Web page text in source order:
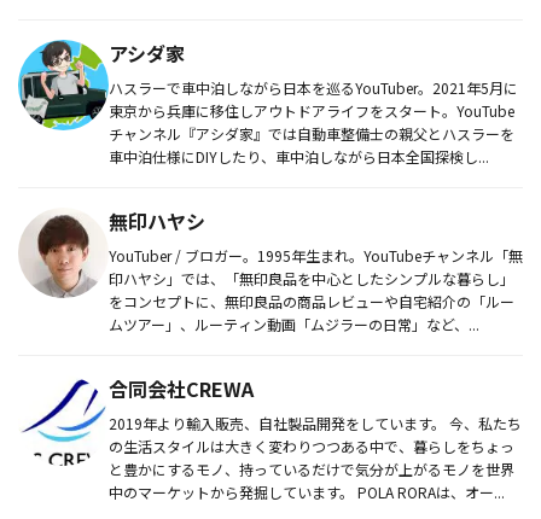
アシダ家
ハスラーで車中泊しながら日本を巡るYouTuber。2021年5月に
東京から兵庫に移住しアウトドアライフをスタート。YouTube
チャンネル『アシダ家』では自動車整備士の親父とハスラーを
車中泊仕様にDIYしたり、車中泊しながら日本全国探検し...
無印ハヤシ
YouTuber / ブロガー。1995年生まれ。YouTubeチャンネル「無
印ハヤシ」では、「無印良品を中心としたシンプルな暮らし」
をコンセプトに、無印良品の商品レビューや自宅紹介の「ルー
ムツアー」、ルーティン動画「ムジラーの日常」など、...
合同会社CREWA
2019年より輸入販売、自社製品開発をしています。 今、私たち
の生活スタイルは大きく変わりつつある中で、暮らしをちょっ
と豊かにするモノ、持っているだけで気分が上がるモノを世界
中のマーケットから発掘しています。 POLA RORAは、オー...